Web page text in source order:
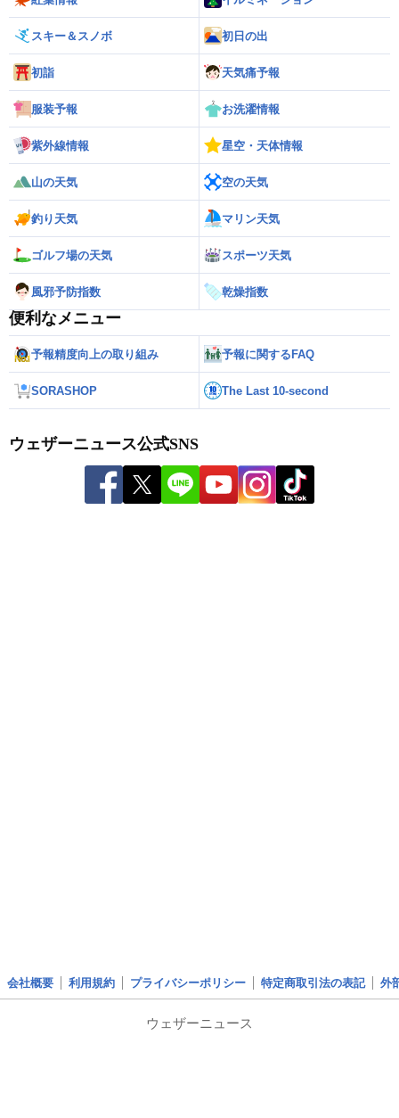
スキー＆スノボ 初日の出
初詣 天気痛予報
服装予報 お洗濯情報
紫外線情報 星空・天体情報
山の天気 空の天気
釣り天気 マリン天気
ゴルフ場の天気 スポーツ天気
風邪予防指数 乾燥指数
便利なメニュー
予報精度向上の取り組み 予報に関するFAQ
SORASHOP The Last 10-second
ウェザーニュース公式SNS
会社概要 利用規約 プライバシーポリシー 特定商取引法の表記 外
ウェザーニュース